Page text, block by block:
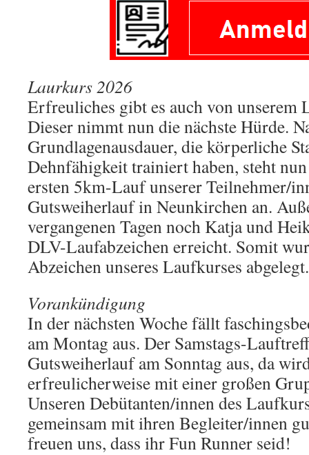
Laurkurs 2026
Erfreuliches gibt es auch von unserem
Dieser nimmt nun die nächste Hürde.
Grundlagenausdauer, die körperliche
Dehnfähigkeit trainiert haben, steht
ersten 5km-Lauf unserer Teilnehmer/
Gutsweiherlauf in Neunkirchen an.
vergangenen Tagen noch Katja und
DLV-Laufabzeichen erreicht. Somit
Abzeichen unseres Laufkurses
Vorankündigung
In der nächsten Woche fällt
am Montag aus. Der Samstags-
Gutsweiherlauf am Sonntag aus, da
erfreulicherweise mit einer großen
Unseren Debütanten/innen des
gemeinsam mit ihren Begleiter/innen
freuen uns, dass ihr Fun Runner seid!